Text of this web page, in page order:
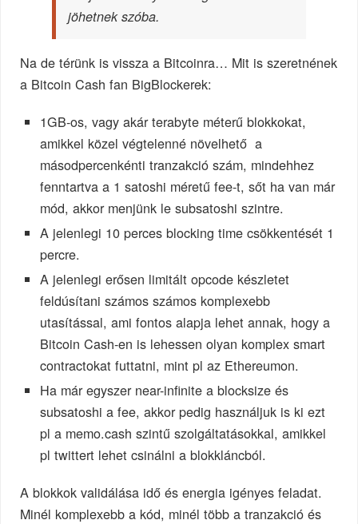
jöhetnek szóba.
Na de térünk is vissza a Bitcoinra… Mit is szeretnének
a Bitcoin Cash fan BigBlockerek:
1GB-os, vagy akár terabyte méterű blokkokat,
amikkel közel végtelenné növelhető a
másodpercenkénti tranzakció szám, mindehhez
fenntartva a 1 satoshi méretű fee-t, sőt ha van már
mód, akkor menjünk le subsatoshi szintre.
A jelenlegi 10 perces blocking time csökkentését 1
percre.
A jelenlegi erősen limitált opcode készletet
feldúsítani számos számos komplexebb
utasítással, ami fontos alapja lehet annak, hogy a
Bitcoin Cash-en is lehessen olyan komplex smart
contractokat futtatni, mint pl az Ethereumon.
Ha már egyszer near-infinite a blocksize és
subsatoshi a fee, akkor pedig használjuk is ki ezt
pl a memo.cash szintű szolgáltatásokkal, amikkel
pl twittert lehet csinálni a blokkláncból.
A blokkok validálása idő és energia igényes feladat.
Minél komplexebb a kód, minél több a tranzakció és